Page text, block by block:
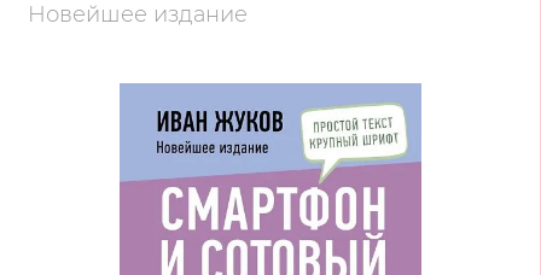
Новейшее издание